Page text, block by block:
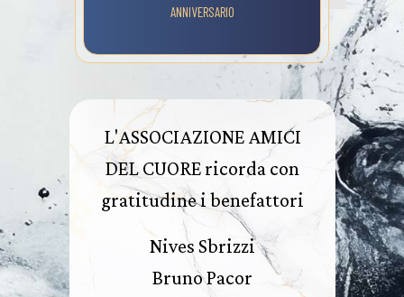
ANNIVERSARIO
L'ASSOCIAZIONE AMICI
DEL CUORE ricorda con
gratitudine i benefattori
Nives Sbrizzi
Bruno Pacor